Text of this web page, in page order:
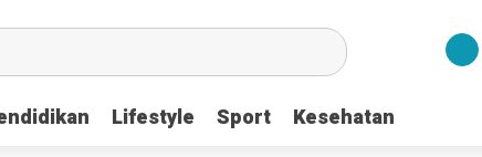
Lifestyle Sport Kesehatan
Lifestyle Sport Kesehatan